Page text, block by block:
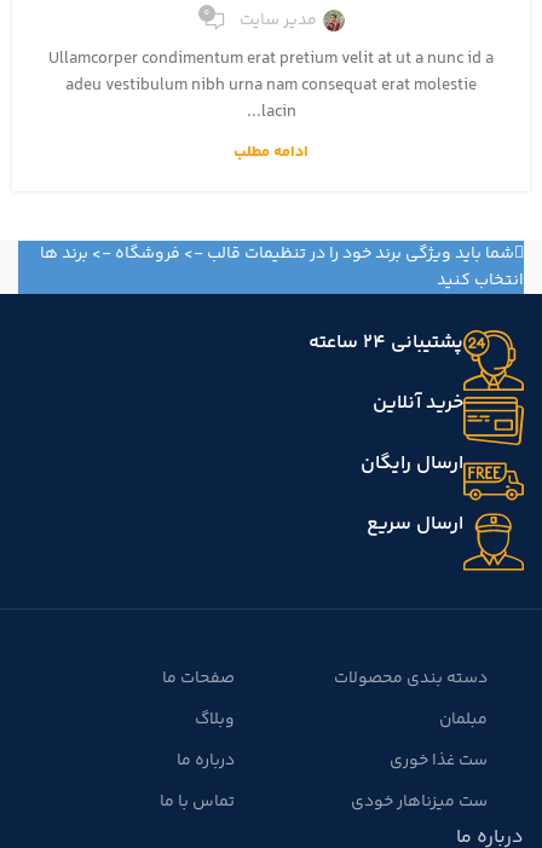
مدیر سایت 0
Ullamcorper condimentum erat pretium velit at ut a nunc id a
adeu vestibulum nibh urna nam consequat erat molestie
lacin...
ادامه مطلب
شما باید ویژگی برند خود را در تنظیمات قالب -> فروشگاه -> برند ها
انتخاب کنید
پشتیبانی 24 ساعته
خرید آنلاین
ارسال رایگان
ارسال سریع
دسته بندی محصولات
مبلمان
ست غذا خوری
ست میزناهار خودی
صفحات ما
وبلاگ
درباره ما
تماس با ما
درباره ما